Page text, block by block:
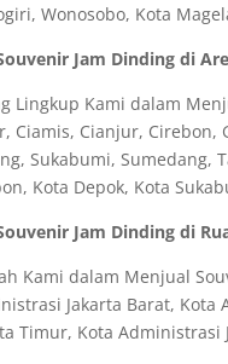
Wonosobo, Kota
Jam Dinding di
Lingkup Kami dalam
Ciamis, Cianjur,
Sukabumi, Sumedang,
Kota Depok, Kota
Jam Dinding di
Kami dalam Menjual
Jakarta Barat, Kota
Timur, Kota Administrasi